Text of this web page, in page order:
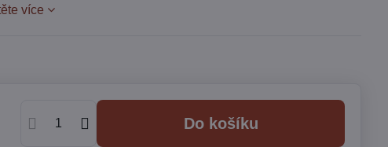
více
Do košíku